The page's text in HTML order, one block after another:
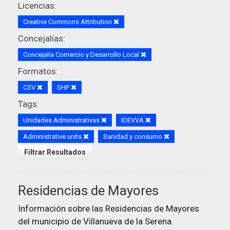
Licencias:
Creative Commons Attribution
Concejalías:
Concejalía Comercio y Desarrollo Local
Formatos:
CSV SHP
Tags:
Unidades Administrativas IDEVVA
Administrative units Sanidad y consumo
Filtrar Resultados
Residencias de Mayores
Información sobre las Residencias de Mayores
del municipio de Villanueva de la Serena.